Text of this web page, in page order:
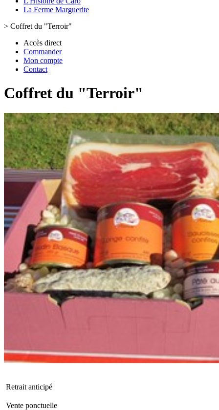
La Ferme Marguerite
> Coffret du "Terroir"
Accès direct
Commander
Mon compte
Contact
Coffret du "Terroir"
Retrait anticipé
Vente ponctuelle